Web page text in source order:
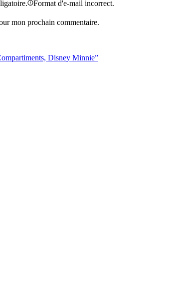
Format d'e-mail incorrect.
mon prochain commentaire.
Disney Minnie”